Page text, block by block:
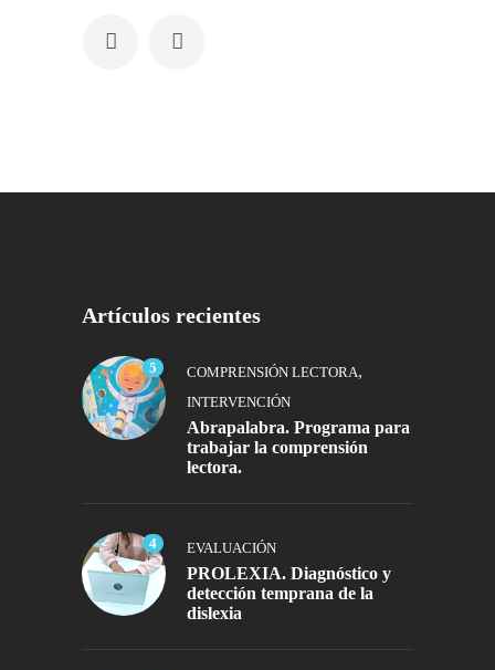
Artículos recientes
5 COMPRENSIÓN LECTORA,
INTERVENCIÓN
Abrapalabra. Programa para
trabajar la comprensión
lectora.
4 EVALUACIÓN
PROLEXIA. Diagnóstico y
detección temprana de la
dislexia